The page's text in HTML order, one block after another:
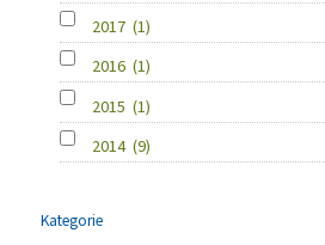
2017 (1)
2016 (1)
2015 (1)
2014 (9)
Kategorie